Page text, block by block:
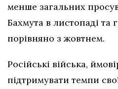
менше загальних
Бахмута в листопаді та
порівняно з жовтнем.
Російські війська,
підтримувати темпи